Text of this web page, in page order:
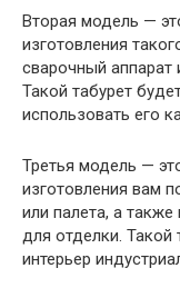
Вторая модель —
изготовления
сварочный аппарат
Такой табурет
использовать его
Третья модель —
изготовления вам
или палета, а
для отделки. Такой
интерьер